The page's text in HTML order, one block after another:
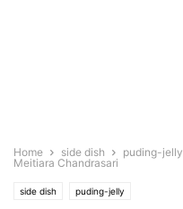
Home side dish puding-jelly
Meitiara Chandrasari
side dish puding-jelly